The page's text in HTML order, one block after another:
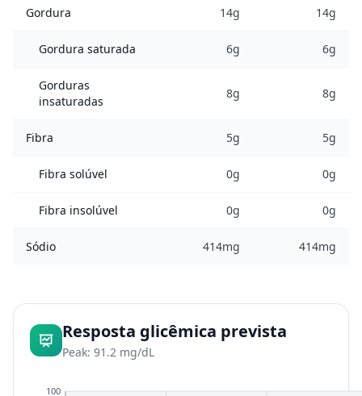
Gordura 14g 14g
Gordura saturada 6g 6g
Gorduras
insaturadas
8g 8g
Fibra 5g 5g
Fibra solúvel 0g 0g
Fibra insolúvel 0g 0g
Sódio 414mg 414mg
Resposta glicêmica prevista
Peak: 91.2 mg/dL
100